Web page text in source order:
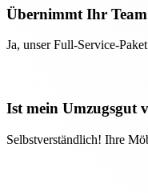
Übernimmt Ihr
Ja, unser Full-Service-
Ist mein Umzugsgut
Selbstverständlich! Ihre